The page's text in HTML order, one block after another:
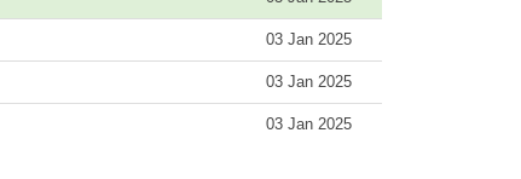
03 Jan 2025
03 Jan 2025
03 Jan 2025